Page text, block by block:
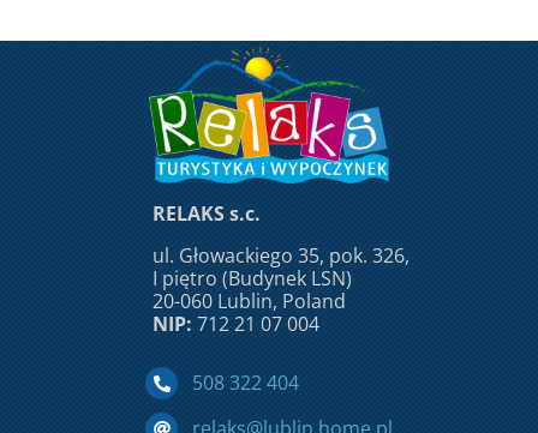
RELAKS s.c.
ul. Głowackiego 35, pok. 326,
I piętro (Budynek LSN)
20-060 Lublin, Poland
NIP: 712 21 07 004
508 322 404